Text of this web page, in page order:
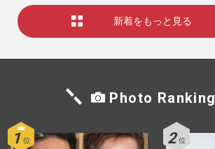
新着をもっと見る
Photo Ranking